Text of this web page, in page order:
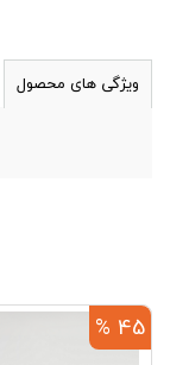
ویژگی های محصول
45 %